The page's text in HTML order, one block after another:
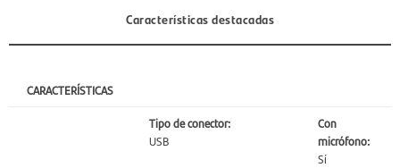
Características destacadas
CARACTERÍSTICAS
Tipo de conector:
USB
Con
micrófono:
Sí